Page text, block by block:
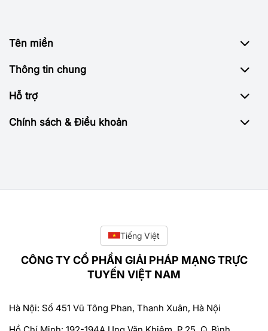
Tên miền
Thông tin chung
Hỗ trợ
Chính sách & Điều khoản
Tiếng Việt
CÔNG TY CỔ PHẦN GIẢI PHÁP MẠNG TRỰC
TUYẾN VIỆT NAM
Hà Nội: Số 451 Vũ Tông Phan, Thanh Xuân, Hà Nội